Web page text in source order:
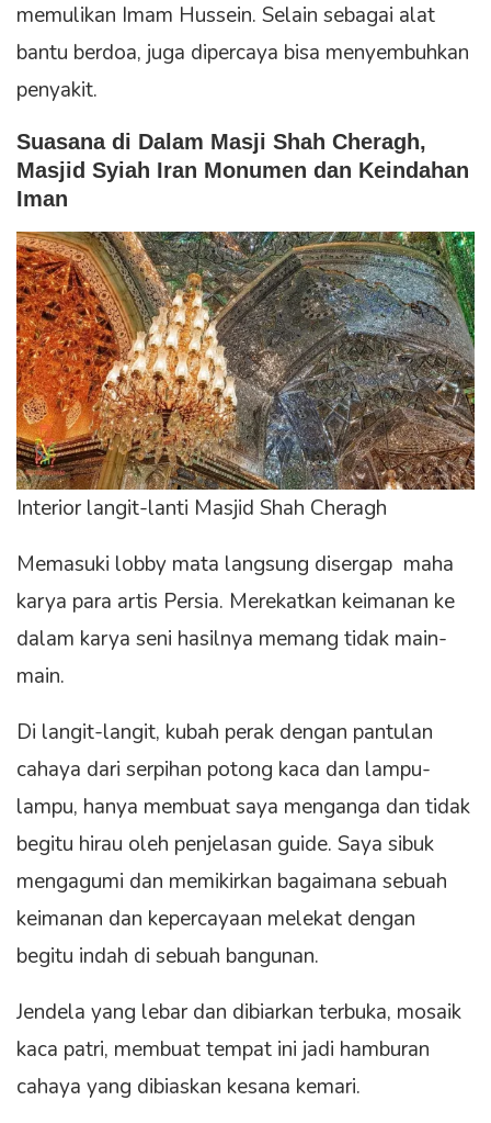
memulikan Imam Hussein. Selain sebagai alat
bantu berdoa, juga dipercaya bisa menyembuhkan
penyakit.
Suasana di Dalam Masji Shah Cheragh,
Masjid Syiah Iran Monumen dan Keindahan
Iman
Interior langit-lanti Masjid Shah Cheragh
Memasuki lobby mata langsung disergap maha
karya para artis Persia. Merekatkan keimanan ke
dalam karya seni hasilnya memang tidak main-
main.
Di langit-langit, kubah perak dengan pantulan
cahaya dari serpihan potong kaca dan lampu-
lampu, hanya membuat saya menganga dan tidak
begitu hirau oleh penjelasan guide. Saya sibuk
mengagumi dan memikirkan bagaimana sebuah
keimanan dan kepercayaan melekat dengan
begitu indah di sebuah bangunan.
Jendela yang lebar dan dibiarkan terbuka, mosaik
kaca patri, membuat tempat ini jadi hamburan
cahaya yang dibiaskan kesana kemari.